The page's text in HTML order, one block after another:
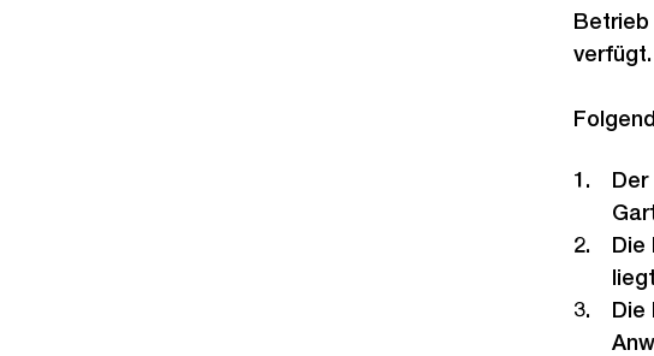
verfügt.
Die
Die